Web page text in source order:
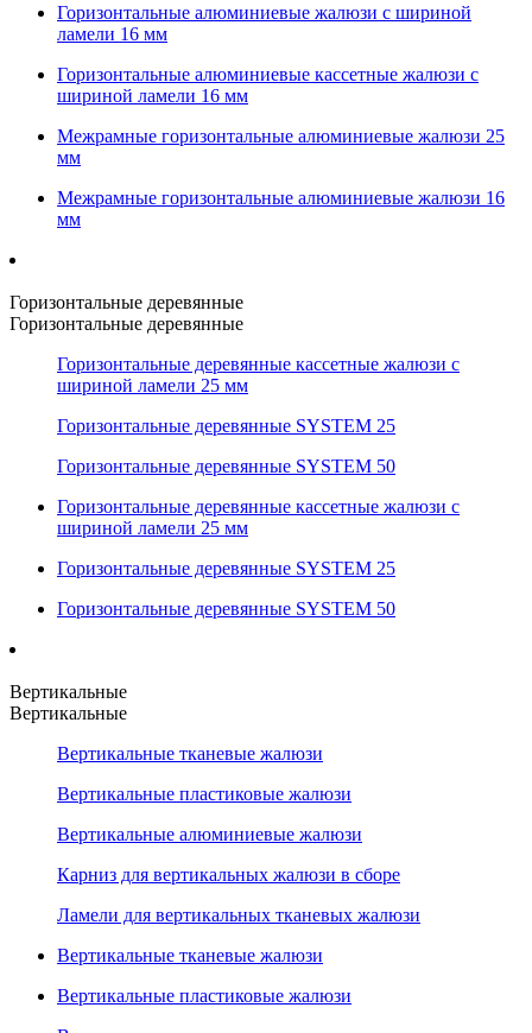
Горизонтальные алюминиевые жалюзи с шириной
ламели 16 мм
Горизонтальные алюминиевые кассетные жалюзи с
шириной ламели 16 мм
Межрамные горизонтальные алюминиевые жалюзи 25
мм
Межрамные горизонтальные алюминиевые жалюзи 16
мм
Горизонтальные деревянные
Горизонтальные деревянные
Горизонтальные деревянные кассетные жалюзи с
шириной ламели 25 мм
Горизонтальные деревянные SYSTEM 25
Горизонтальные деревянные SYSTEM 50
Горизонтальные деревянные кассетные жалюзи с
шириной ламели 25 мм
Горизонтальные деревянные SYSTEM 25
Горизонтальные деревянные SYSTEM 50
Вертикальные
Вертикальные
Вертикальные тканевые жалюзи
Вертикальные пластиковые жалюзи
Вертикальные алюминиевые жалюзи
Карниз для вертикальных жалюзи в сборе
Ламели для вертикальных тканевых жалюзи
Вертикальные тканевые жалюзи
Вертикальные пластиковые жалюзи